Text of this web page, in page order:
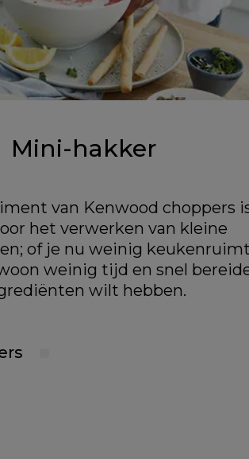
Mini-hakker
van Kenwood choppers
het verwerken van kleine
of je nu weinig
weinig tijd en snel
wilt hebben.